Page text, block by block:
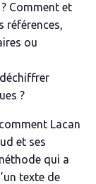
Comment et
références,
ou
?
Lacan
et ses
qui a
texte de